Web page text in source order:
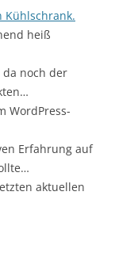
Kühlschrank.
heiß
noch der
WordPress-
Erfahrung auf
aktuellen